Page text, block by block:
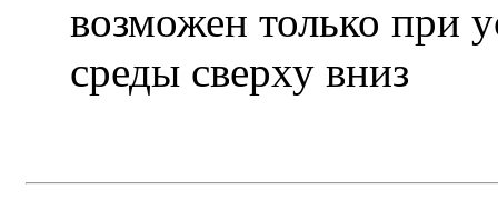
возможен только при
среды сверху вниз